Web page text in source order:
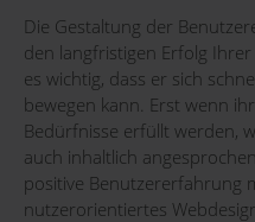
Die Gestaltung der
den langfristigen Erfolg
es wichtig, dass er sich
bewegen kann. Erst wenn
Bedürfnisse erfüllt werden,
auch inhaltlich
positive Benutzererfahrung
nutzerorientiertes